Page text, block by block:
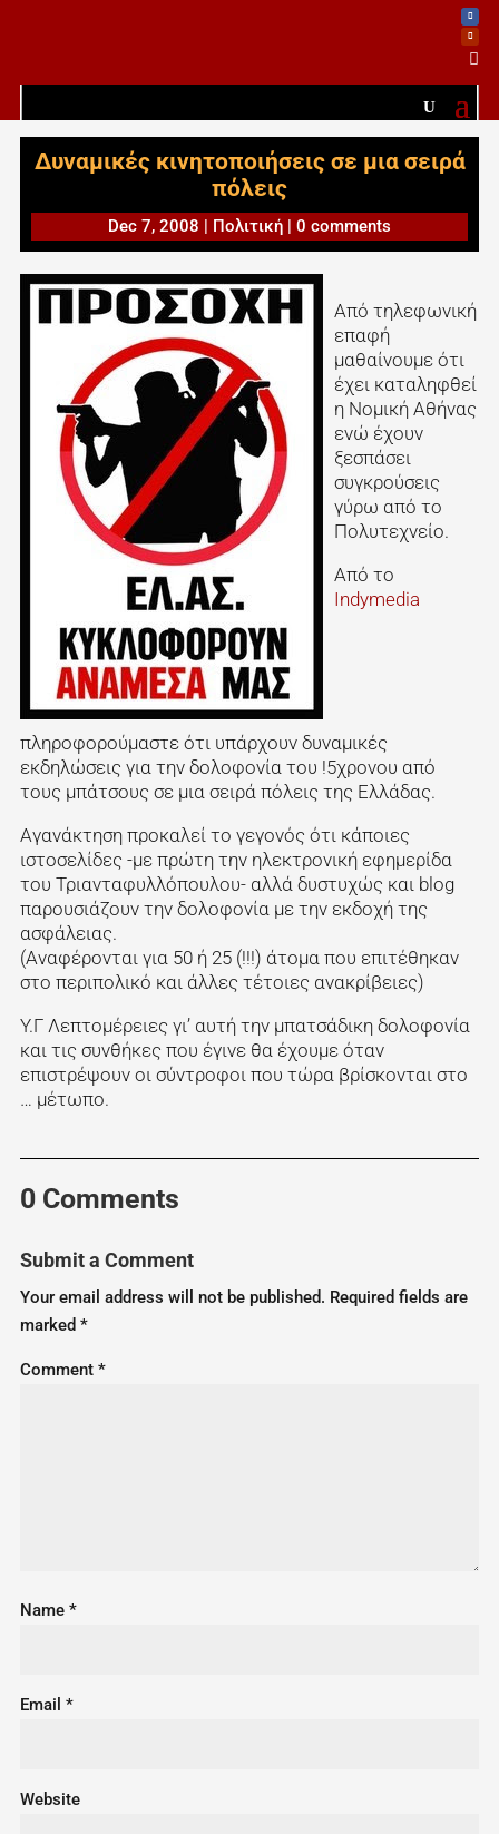

Δυναμικές κινητοποιήσεις σε μια σειρά
πόλεις
Dec 7, 2008 | Πολιτική | 0 comments
Από τηλεφωνική
επαφή
μαθαίνουμε ότι
έχει καταληφθεί
η Νομική Αθήνας
ενώ έχουν
ξεσπάσει
συγκρούσεις
γύρω από το
Πολυτεχνείο.
Από το
Indymedia
πληροφορούμαστε ότι υπάρχουν δυναμικές
εκδηλώσεις για την δολοφονία του !5χρονου από
τους μπάτσους σε μια σειρά πόλεις της Ελλάδας.
Αγανάκτηση προκαλεί το γεγονός ότι κάποιες
ιστοσελίδες -με πρώτη την ηλεκτρονική εφημερίδα
του Τριανταφυλλόπουλου- αλλά δυστυχώς και blog
παρουσιάζουν την δολοφονία με την εκδοχή της
ασφάλειας.
(Αναφέρονται για 50 ή 25 (!!!) άτομα που επιτέθηκαν
στο περιπολικό και άλλες τέτοιες ανακρίβειες)
Υ.Γ Λεπτομέρειες γι’ αυτή την μπατσάδικη δολοφονία
και τις συνθήκες που έγινε θα έχουμε όταν
επιστρέψουν οι σύντροφοι που τώρα βρίσκονται στο
… μέτωπο.
0 Comments
Submit a Comment
Your email address will not be published. Required fields are
marked *
Comment *
Name *
Email *
Website